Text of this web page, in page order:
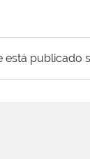
está publicado